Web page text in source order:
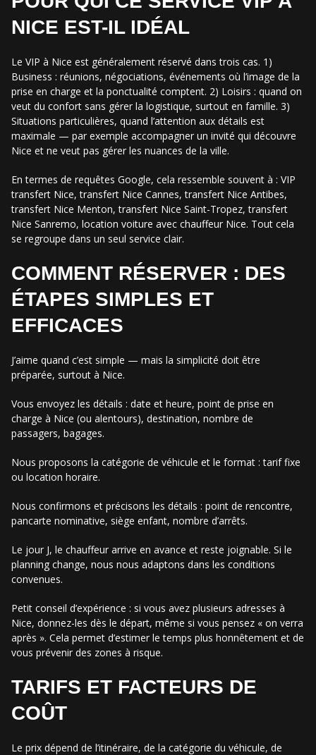
NICE EST-IL IDÉAL
Le VIP à Nice est généralement réservé dans trois cas. 1)
Business : réunions, négociations, événements où l’image de la
prise en charge et la ponctualité comptent. 2) Loisirs : quand on
veut du confort sans gérer la logistique, surtout en famille. 3)
Situations particulières, quand l’attention aux détails est
maximale — par exemple accompagner un invité qui découvre
Nice et ne veut pas gérer les nuances de la ville.
En termes de requêtes Google, cela ressemble souvent à : VIP
transfert Nice, transfert Nice Cannes, transfert Nice Antibes,
transfert Nice Menton, transfert Nice Saint-Tropez, transfert
Nice Sanremo, location voiture avec chauffeur Nice. Tout cela
se regroupe dans un seul service clair.
COMMENT RÉSERVER : DES
ÉTAPES SIMPLES ET
EFFICACES
J’aime quand c’est simple — mais la simplicité doit être
préparée, surtout à Nice.
Vous envoyez les détails : date et heure, point de prise en
charge à Nice (ou alentours), destination, nombre de
passagers, bagages.
Nous proposons la catégorie de véhicule et le format : tarif fixe
ou location horaire.
Nous confirmons et précisons les détails : point de rencontre,
pancarte nominative, siège enfant, nombre d’arrêts.
Le jour J, le chauffeur arrive en avance et reste joignable. Si le
planning change, nous nous adaptons dans les conditions
convenues.
Petit conseil d’expérience : si vous avez plusieurs adresses à
Nice, donnez-les dès le départ, même si vous pensez « on verra
après ». Cela permet d’estimer le temps plus honnêtement et de
vous prévenir des zones à risque.
TARIFS ET FACTEURS DE
COÛT
Le prix dépend de l’itinéraire, de la catégorie du véhicule, de